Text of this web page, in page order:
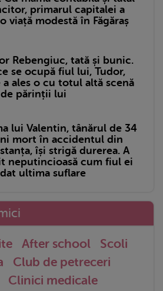
primarul capitalei a
viață modestă în Făgăraș
Rebengiuc, tată și bunic.
se ocupă fiul lui, Tudor,
a ales o cu totul altă scenă
părinții lui
lui Valentin, tânărul de 34
mort în accidentul din
își strigă durerea. A
neputincioasă cum fiul ei
ultima suflare
After school
Scoli
Club de petreceri
Clinici medicale